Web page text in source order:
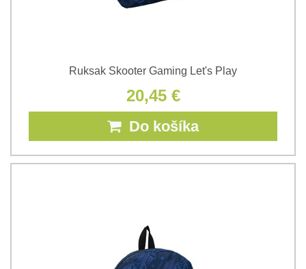
Ruksak Skooter Gaming Let's Play
20,45 €
Do košíka